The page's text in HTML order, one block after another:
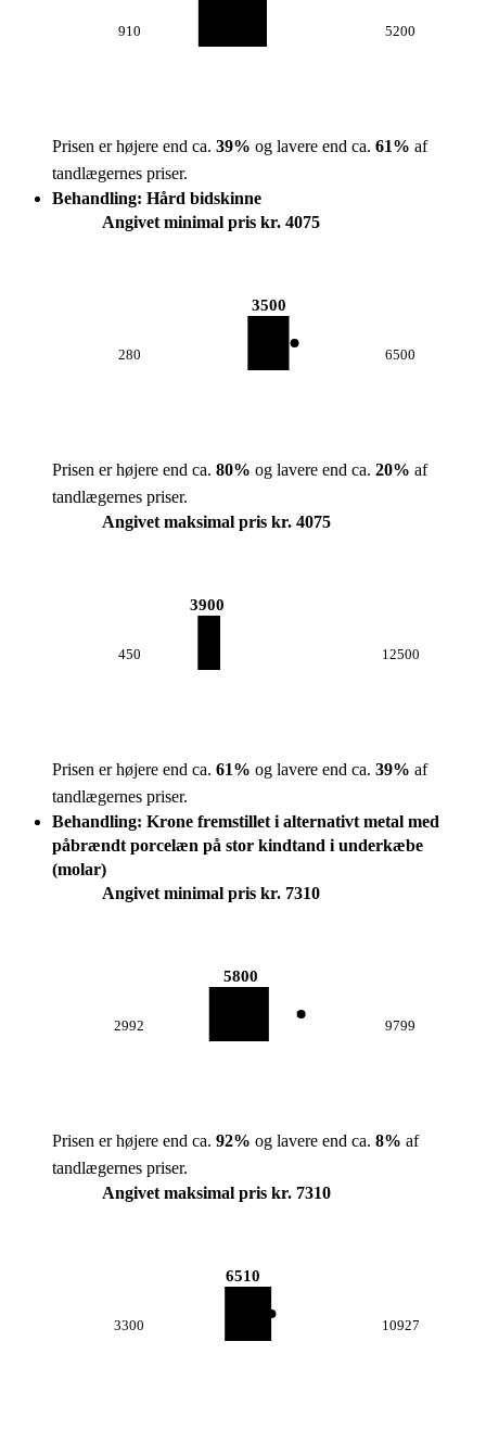
910 5200
Prisen er højere end ca. 39% og lavere end ca. 61% af
tandlægernes priser.
Behandling: Hård bidskinne
Angivet minimal pris kr. 4075
280
3500
6500
Prisen er højere end ca. 80% og lavere end ca. 20% af
tandlægernes priser.
Angivet maksimal pris kr. 4075
450
3900
12500
Prisen er højere end ca. 61% og lavere end ca. 39% af
tandlægernes priser.
Behandling: Krone fremstillet i alternativt metal med
påbrændt porcelæn på stor kindtand i underkæbe
(molar)
Angivet minimal pris kr. 7310
2992
5800
9799
Prisen er højere end ca. 92% og lavere end ca. 8% af
tandlægernes priser.
Angivet maksimal pris kr. 7310
3300
6510
10927